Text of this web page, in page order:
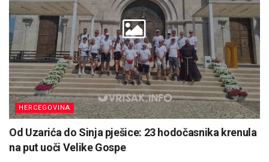
HERCEGOVINA
Od Uzarića do Sinja pješice: 23 hodočasnika krenula
na put uoči Velike Gospe